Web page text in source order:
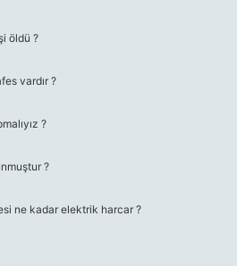
öldü ?
vardır ?
?
?
ne kadar elektrik harcar ?